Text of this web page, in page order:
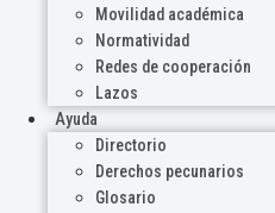
Movilidad académica
Normatividad
Redes de cooperación
Lazos
Ayuda
Directorio
Derechos pecunarios
Glosario